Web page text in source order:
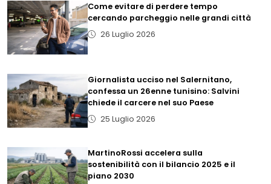
Come evitare di perdere tempo
cercando parcheggio nelle grandi città
26 Luglio 2026
Giornalista ucciso nel Salernitano,
confessa un 26enne tunisino: Salvini
chiede il carcere nel suo Paese
25 Luglio 2026
MartinoRossi accelera sulla
sostenibilità con il bilancio 2025 e il
piano 2030